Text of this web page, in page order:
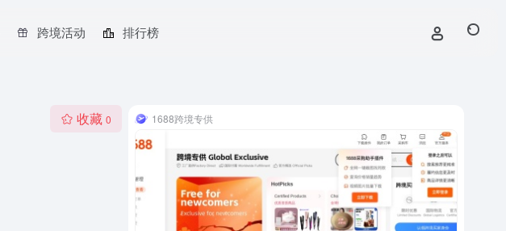
跨境活动 排行榜
收藏 0 1688跨境专供